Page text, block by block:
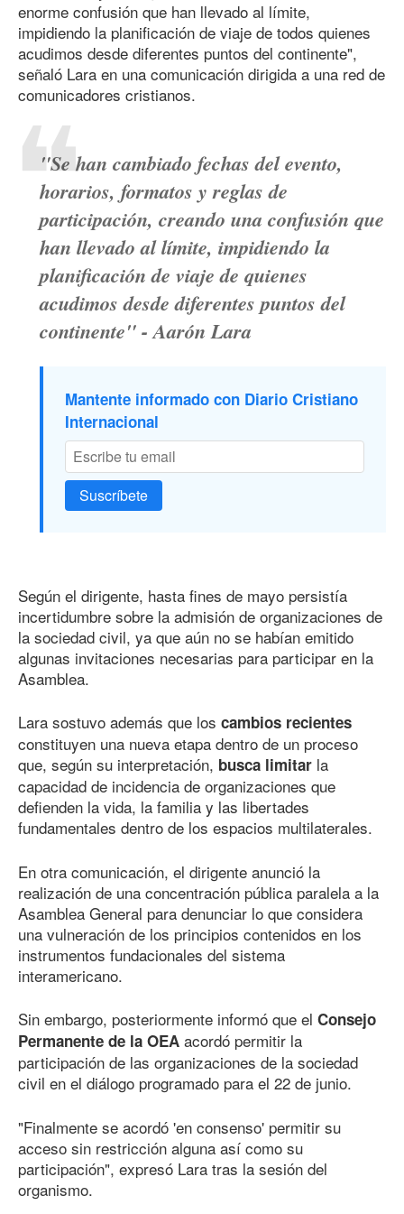
enorme confusión que han llevado al límite,
impidiendo la planificación de viaje de todos quienes
acudimos desde diferentes puntos del continente",
señaló Lara en una comunicación dirigida a una red de
comunicadores cristianos.
"Se han cambiado fechas del evento,
horarios, formatos y reglas de
participación, creando una confusión que
han llevado al límite, impidiendo la
planificación de viaje de quienes
acudimos desde diferentes puntos del
continente" - Aarón Lara
Mantente informado con Diario Cristiano
Internacional
Suscríbete
Según el dirigente, hasta fines de mayo persistía
incertidumbre sobre la admisión de organizaciones de
la sociedad civil, ya que aún no se habían emitido
algunas invitaciones necesarias para participar en la
Asamblea.
Lara sostuvo además que los cambios recientes
constituyen una nueva etapa dentro de un proceso
que, según su interpretación, busca limitar la
capacidad de incidencia de organizaciones que
defienden la vida, la familia y las libertades
fundamentales dentro de los espacios multilaterales.
En otra comunicación, el dirigente anunció la
realización de una concentración pública paralela a la
Asamblea General para denunciar lo que considera
una vulneración de los principios contenidos en los
instrumentos fundacionales del sistema
interamericano.
Sin embargo, posteriormente informó que el Consejo
Permanente de la OEA acordó permitir la
participación de las organizaciones de la sociedad
civil en el diálogo programado para el 22 de junio.
"Finalmente se acordó 'en consenso' permitir su
acceso sin restricción alguna así como su
participación", expresó Lara tras la sesión del
organismo.